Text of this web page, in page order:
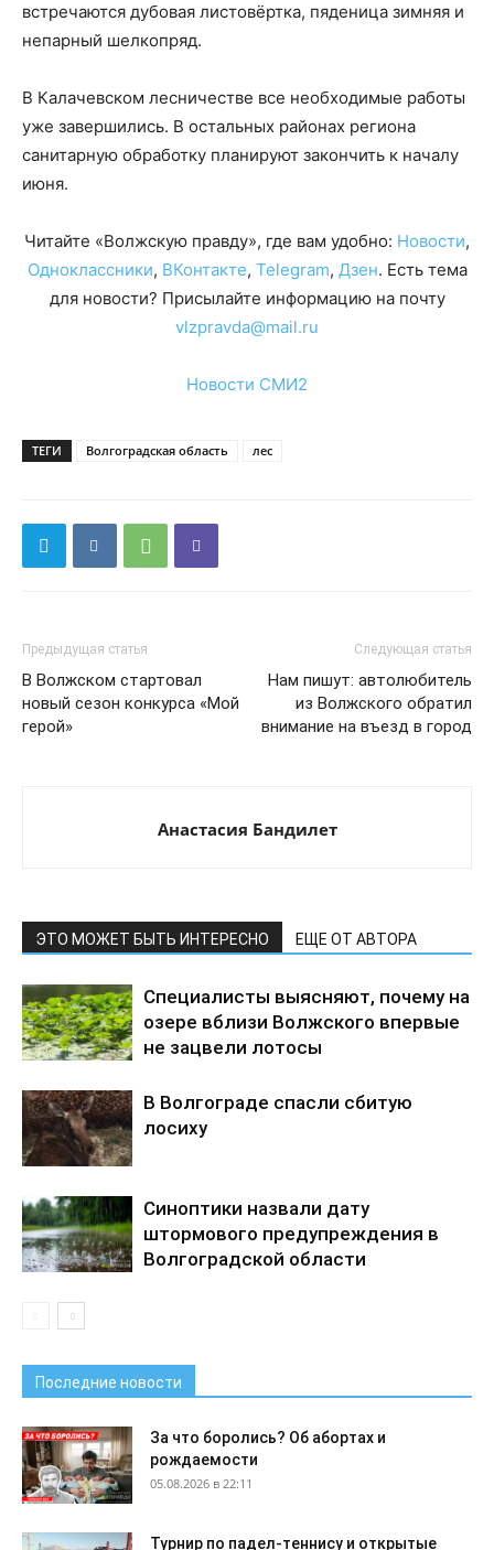
встречаются дубовая листовёртка, пяденица зимняя и
непарный шелкопряд.
В Калачевском лесничестве все необходимые работы
уже завершились. В остальных районах региона
санитарную обработку планируют закончить к началу
июня.
Читайте «Волжскую правду», где вам удобно: Новости,
Одноклассники, ВКонтакте, Telegram, Дзен. Есть тема
для новости? Присылайте информацию на почту
vlzpravda@mail.ru
Новости СМИ2
ТЕГИ Волгоградская область лес
Предыдущая статья
В Волжском стартовал
новый сезон конкурса «Мой
герой»
Следующая статья
Нам пишут: автолюбитель
из Волжского обратил
внимание на въезд в город
Анастасия Бандилет
ЭТО МОЖЕТ БЫТЬ ИНТЕРЕСНО ЕЩЕ ОТ АВТОРА
Специалисты выясняют, почему на
озере вблизи Волжского впервые
не зацвели лотосы
В Волгограде спасли сбитую
лосиху
Синоптики назвали дату
штормового предупреждения в
Волгоградской области
Последние новости
За что боролись? Об абортах и
рождаемости
05.08.2026 в 22:11
Турнир по падел-теннису и открытые